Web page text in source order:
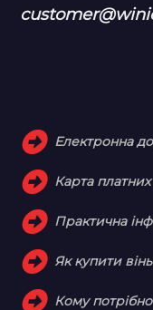
Електронна
Карта платних
Практична
Як купити
Кому